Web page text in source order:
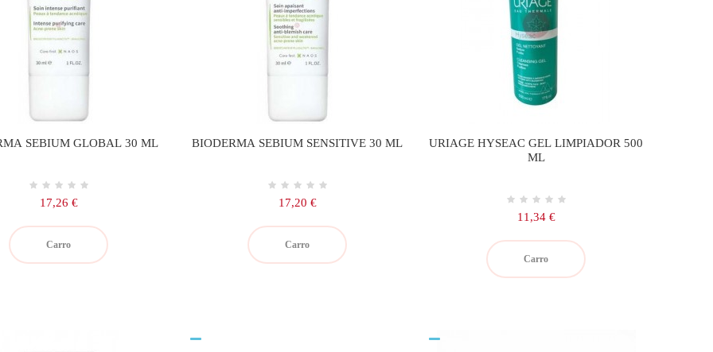
SEBIUM GLOBAL 30 ML
Precio
17,26 €
Carro
BIODERMA SEBIUM SENSITIVE 30 ML
Precio
17,20 €
Carro
URIAGE HYSEAC GEL LIMPIADOR 500
ML
Precio
11,34 €
Carro